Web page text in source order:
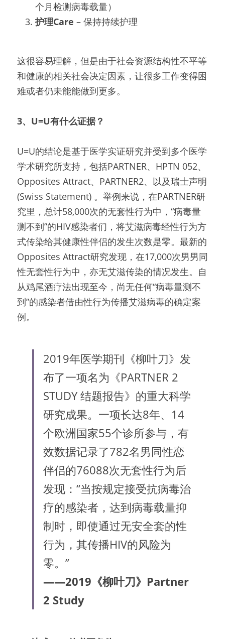
个月检测病毒载量）
护理Care – 保持持续护理
这很容易理解，但是由于社会资源结构性不平等
和健康的相关社会决定因素，让很多工作变得困
难或者仍未能能做到更多。
3、U=U有什么证据？
U=U的结论是基于医学实证研究并受到多个医学
学术研究所支持，包括PARTNER、HPTN 052、
Opposites Attract、PARTNER2、以及瑞士声明
(Swiss Statement) 。举例来说，在PARTNER研
究里，总计58,000次的无套性行为中，“病毒量
测不到”的HIV感染者们，将艾滋病毒经性行为方
式传染给其健康性伴侣的发生次数是零。最新的
Opposites Attract研究发现，在17,000次男男同
性无套性行为中，亦无艾滋传染的情况发生。自
从鸡尾酒疗法出现至今，尚无任何“病毒量测不
到”的感染者借由性行为传播艾滋病毒的确定案
例。
2019年医学期刊《柳叶刀》发
布了一项名为《PARTNER 2
STUDY 结题报告》的重大科学
研究成果。一项长达8年、14
个欧洲国家55个诊所参与，有
效数据记录了782名男同性恋
伴侣的76088次无套性行为后
发现：“当按规定接受抗病毒治
疗的感染者，达到病毒载量抑
制时，即使通过无安全套的性
行为，其传播HIV的风险为
零。”
——2019《柳叶刀》Partner
2 Study